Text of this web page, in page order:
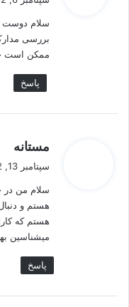
سلام دوست
بررسی
ممکن است حدوداً تا 5
پاسخ
مستانه
:
سپتامبر 13, 2022 در 6:02 ب.ظ
سلام من در
هستم و
هستم که
میشناسین
پاسخ